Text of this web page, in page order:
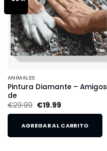
ANIMALES
Pintura Diamante – Amigos
de
€29.99 €19.99
AGREGAR AL CARRITO